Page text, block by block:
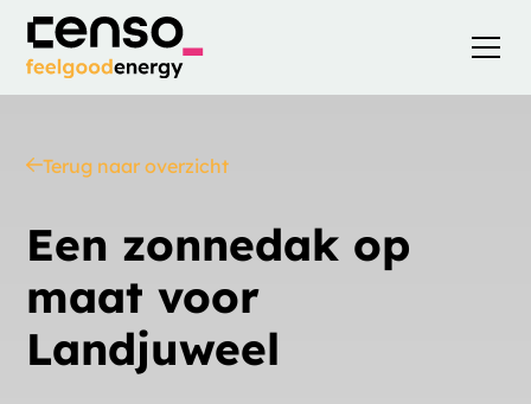
Terug naar overzicht
Een zonnedak op
maat voor
Landjuweel